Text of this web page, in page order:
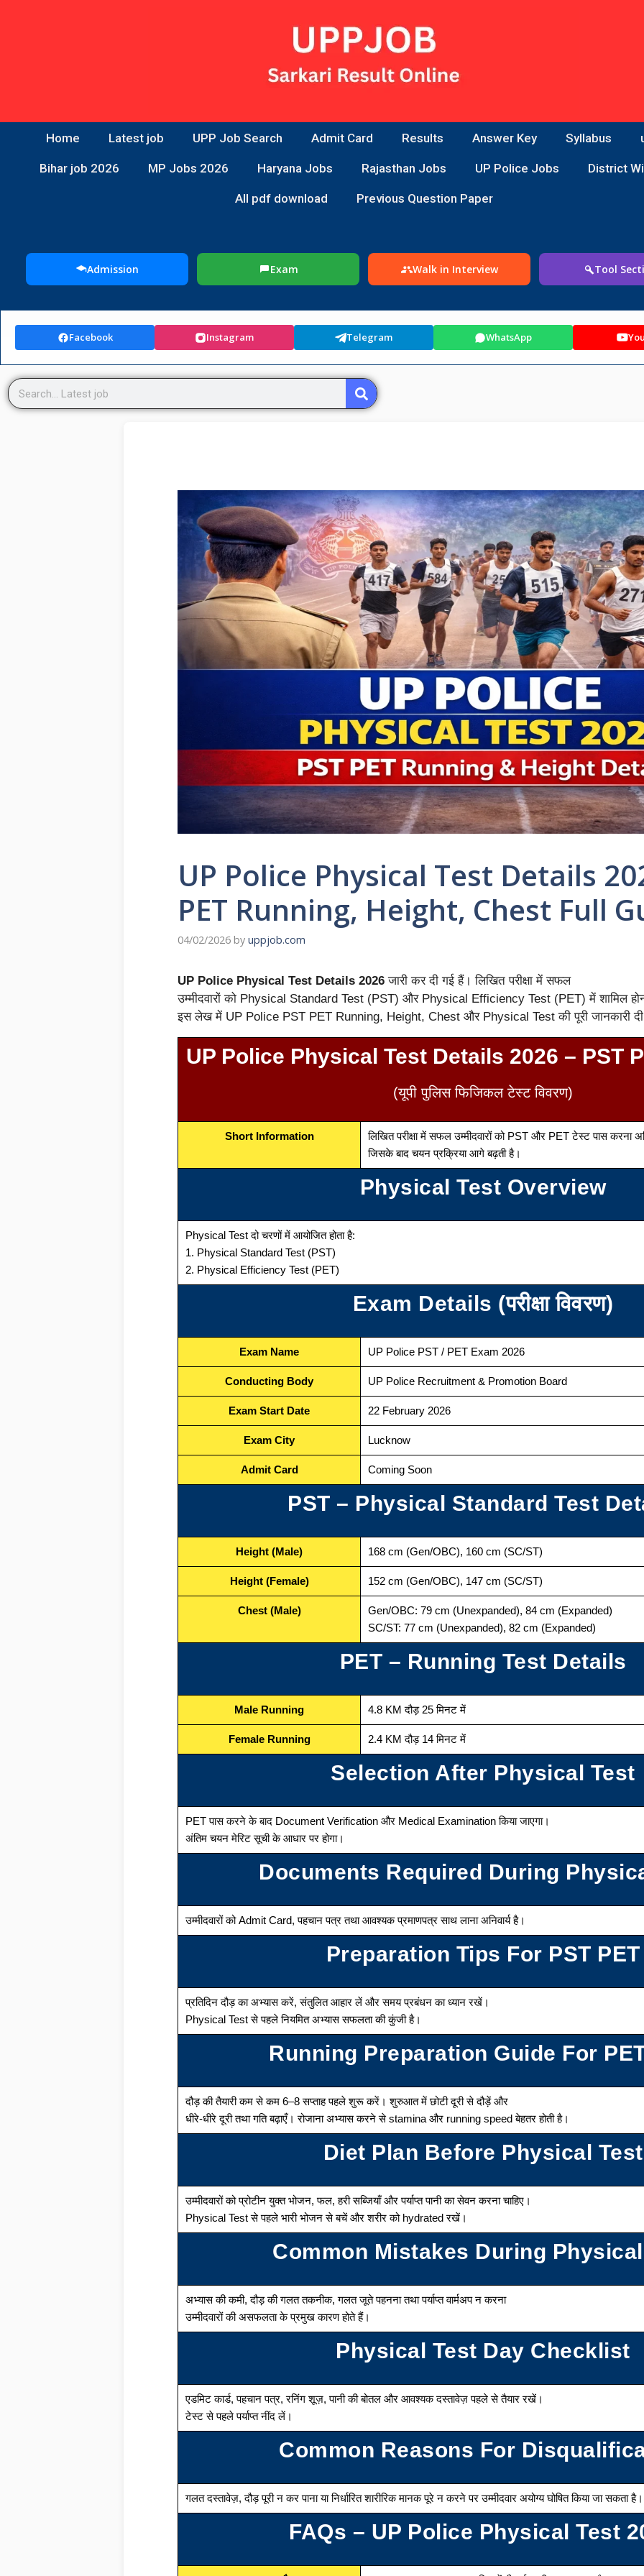
Home Latest job UPP Job Search Admit Card Results Answer Key Syllabus
Bihar job 2026 MP Jobs 2026 Haryana Jobs Rajasthan Jobs UP Police Jobs District
All pdf download Previous Question Paper
Admission Exam Walk in Interview Tool
Facebook Instagram Telegram WhatsApp
UP Police Physical Test Details
PET Running, Height, Chest Full
04/02/2026 by uppjob.com
UP Police Physical Test Details 2026 जारी कर दी गई हैं। लिखित परीक्षा में सफल
उम्मीदवारों को Physical Standard Test (PST) और Physical Efficiency Test (PET) में शामिल
इस लेख में UP Police PST PET Running, Height, Chest और Physical Test की पूरी जानकारी
UP Police Physical Test Details 2026 – PST
(यूपी पुलिस फिजिकल टेस्ट विवरण)
Short Information
लिखित परीक्षा में सफल उम्मीदवारों को PST और PET टेस्ट पास करना
जिसके बाद चयन प्रक्रिया आगे बढ़ती है।
Physical Test Overview
Physical Test दो चरणों में आयोजित होता है:
1. Physical Standard Test (PST)
2. Physical Efficiency Test (PET)
Exam Details (परीक्षा विवरण)
Exam Name UP Police PST / PET Exam 2026
Conducting Body UP Police Recruitment & Promotion Board
Exam Start Date 22 February 2026
Exam City Lucknow
Admit Card Coming Soon
PST – Physical Standard Test
Height (Male) 168 cm (Gen/OBC), 160 cm (SC/ST)
Height (Female) 152 cm (Gen/OBC), 147 cm (SC/ST)
Chest (Male)
Gen/OBC: 79 cm (Unexpanded), 84 cm (Expanded)
SC/ST: 77 cm (Unexpanded), 82 cm (Expanded)
PET – Running Test Details
Male Running 4.8 KM दौड़ 25 मिनट में
Female Running 2.4 KM दौड़ 14 मिनट में
Selection After Physical Test
PET पास करने के बाद Document Verification और Medical Examination किया जाएगा।
अंतिम चयन मेरिट सूची के आधार पर होगा।
Documents Required During
उम्मीदवारों को Admit Card, पहचान पत्र तथा आवश्यक प्रमाणपत्र साथ लाना अनिवार्य है।
Preparation Tips For PST PET
प्रतिदिन दौड़ का अभ्यास करें, संतुलित आहार लें और समय प्रबंधन का ध्यान रखें।
Physical Test से पहले नियमित अभ्यास सफलता की कुंजी है।
Running Preparation Guide For
दौड़ की तैयारी कम से कम 6–8 सप्ताह पहले शुरू करें। शुरुआत में छोटी दूरी से दौड़ें और
धीरे-धीरे दूरी तथा गति बढ़ाएँ। रोजाना अभ्यास करने से stamina और running speed बेहतर होती है।
Diet Plan Before Physical Test
उम्मीदवारों को प्रोटीन युक्त भोजन, फल, हरी सब्जियाँ और पर्याप्त पानी का सेवन करना चाहिए।
Physical Test से पहले भारी भोजन से बचें और शरीर को hydrated रखें।
Common Mistakes During
अभ्यास की कमी, दौड़ की गलत तकनीक, गलत जूते पहनना तथा पर्याप्त वार्मअप न करना
उम्मीदवारों की असफलता के प्रमुख कारण होते हैं।
Physical Test Day Checklist
एडमिट कार्ड, पहचान पत्र, रनिंग शूज़, पानी की बोतल और आवश्यक दस्तावेज़ पहले से तैयार रखें।
टेस्ट से पहले पर्याप्त नींद लें।
Common Reasons For
गलत दस्तावेज़, दौड़ पूरी न कर पाना या निर्धारित शारीरिक मानक पूरे न करने पर उम्मीदवार अयोग्य घोषित किया जा सकता है।
FAQs – UP Police Physical Test